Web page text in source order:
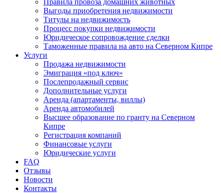
Правила провоза домашних животных
Выгоды приобретения недвижимости
Титулы на недвижимость
Процесс покупки недвижимости
Юридическое сопровождение сделки
Таможенные правила на авто на Северном Кипре
Услуги
Продажа недвижимости
Эмиграция «под ключ»
Послепродажный сервис
Дополнительные услуги
Аренда (апартаменты, виллы)
Аренда автомобилей
Высшее образование по гранту на Северном
Кипре
Регистрация компаний
Финансовые услуги
Юридические услуги
FAQ
Отзывы
Новости
Контакты